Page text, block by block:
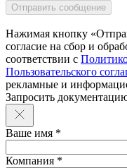
Нажимая кнопку
согласие на сбор и
соответствии с
Пользовательского
рекламные и
Запросить
Ваше имя *
Компания *